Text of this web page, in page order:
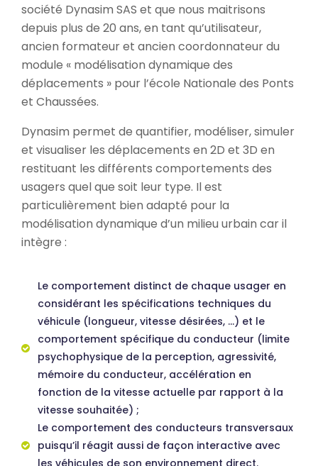
société Dynasim SAS et que nous maitrisons
depuis plus de 20 ans, en tant qu’utilisateur,
ancien formateur et ancien coordonnateur du
module « modélisation dynamique des
déplacements » pour l’école Nationale des Ponts
et Chaussées.
Dynasim permet de quantifier, modéliser, simuler
et visualiser les déplacements en 2D et 3D en
restituant les différents comportements des
usagers quel que soit leur type. Il est
particulièrement bien adapté pour la
modélisation dynamique d’un milieu urbain car il
intègre :
Le comportement distinct de chaque usager en
considérant les spécifications techniques du
véhicule (longueur, vitesse désirées, …) et le
comportement spécifique du conducteur (limite
psychophysique de la perception, agressivité,
mémoire du conducteur, accélération en
fonction de la vitesse actuelle par rapport à la
vitesse souhaitée) ;
Le comportement des conducteurs transversaux
puisqu’il réagit aussi de façon interactive avec
les véhicules de son environnement direct.